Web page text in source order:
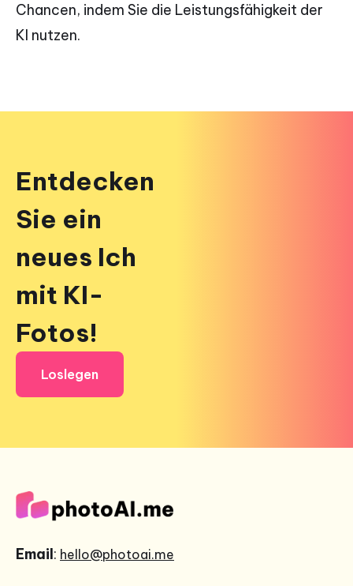
Chancen, indem Sie die Leistungsfähigkeit der
KI nutzen.
Entdecken
Sie ein
neues Ich
mit KI-
Fotos!
Loslegen
Email: hello@photoai.me